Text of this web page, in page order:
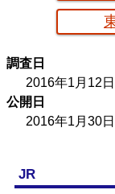
調査日
2016年1月12日
公開日
2016年1月30日
JR